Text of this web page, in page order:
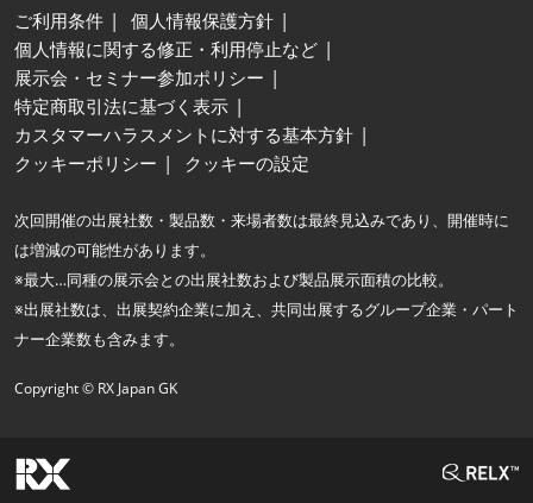
ご利用条件
個人情報保護方針
個人情報に関する修正・利用停止など
展示会・セミナー参加ポリシー
特定商取引法に基づく表示
カスタマーハラスメントに対する基本方針
クッキーポリシー
クッキーの設定
次回開催の出展社数・製品数・来場者数は最終見込みであり、開催時に
は増減の可能性があります。
※最大…同種の展示会との出展社数および製品展示面積の比較。
※出展社数は、出展契約企業に加え、共同出展するグループ企業・パート
ナー企業数も含みます。
Copyright © RX Japan GK